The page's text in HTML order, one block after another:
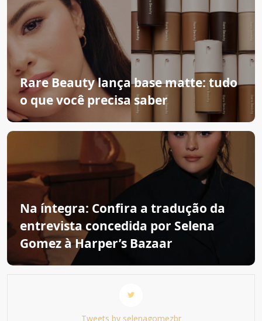
Rare Beauty lança base matte: tudo
o que você precisa saber
Na íntegra: Confira a tradução da
entrevista concedida por Selena
Gomez à Harper’s Bazaar
Tweets by selenagomezbr